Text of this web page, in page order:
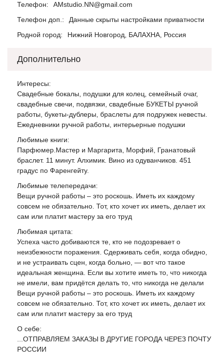
Телефон:
AMstudio.NN@gmail.com
Телефон доп.:
Данные скрыты настройками приватности
Родной город:
Нижний Новгород, БАЛАХНА, Россия
Дополнительно
Интересы:
Свадебные бокалы, подушки для колец, семейный очаг,
свадебные свечи, подвязки, свадебные БУКЕТЫ ручной
работы, букеты-дублеры, браслеты для подружек невесты.
Ежедневники ручной работы, интерьерные подушки
Любимые книги:
Парфюмер.Мастер и Маргарита, Морфий, Гранатовый
браслет. 11 минут. Алхимик. Вино из одуванчиков. 451
градус по Фаренгейту.
Любимые телепередачи:
Вещи ручной работы – это роскошь. Иметь их каждому
совсем не обязательно. Тот, кто хочет их иметь, делает их
сам или платит мастеру за его труд
Любимая цитата:
Успеха часто добиваются те, кто не подозревает о
неизбежности поражения. Сдерживать себя, когда обидно,
и не устраивать сцен, когда больно, — вот что такое
идеальная женщина. Если вы хотите иметь то, что никогда
не имели, вам придётся делать то, что никогда не делали
Вещи ручной работы – это роскошь. Иметь их каждому
совсем не обязательно. Тот, кто хочет их иметь, делает их
сам или платит мастеру за его труд
О себе:
...ОТПРАВЛЯЕМ ЗАКАЗЫ В ДРУГИЕ ГОРОДА ЧЕРЕЗ ПОЧТУ
РОССИИ